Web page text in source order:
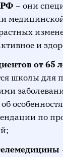
РФ – они
и
от 65
школы для
об
по